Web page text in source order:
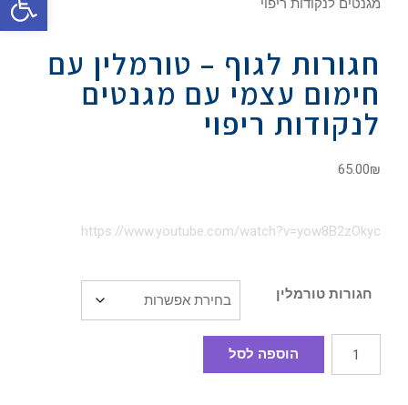
מגנטים לנקודות ריפוי
חגורות לגוף – טורמלין עם
חימום עצמי עם מגנטים
לנקודות ריפוי
65.00₪
https://www.youtube.com/watch?v=yow8B2zOkyc
חגורות טורמלין
הוספה לסל